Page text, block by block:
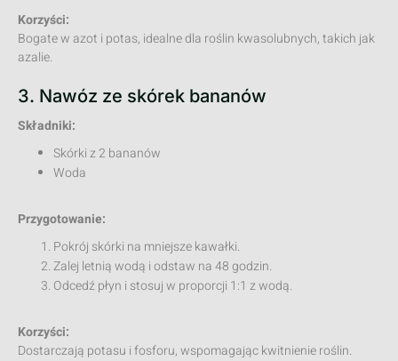
Korzyści:
Bogate w azot i potas, idealne dla roślin kwasolubnych, takich jak
azalie.
3. Nawóz ze skórek bananów
Składniki:
Skórki z 2 bananów
Woda
Przygotowanie:
Pokrój skórki na mniejsze kawałki.
Zalej letnią wodą i odstaw na 48 godzin.
Odcedź płyn i stosuj w proporcji 1:1 z wodą.
Korzyści:
Dostarczają potasu i fosforu, wspomagając kwitnienie roślin.